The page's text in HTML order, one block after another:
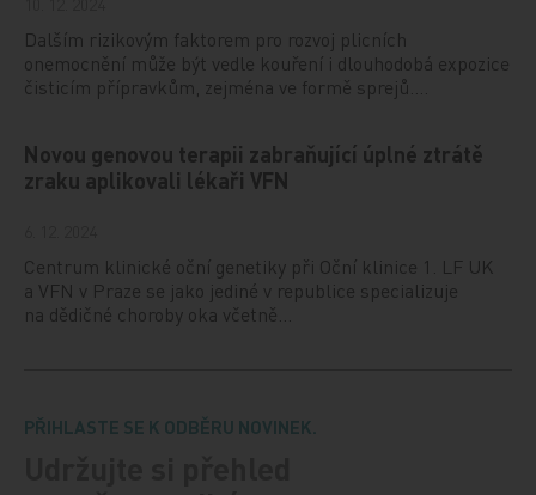
Dalším rizikovým faktorem pro rozvoj plicních
onemocnění může být vedle kouření i dlouhodobá expozice
čisticím přípravkům, zejména ve formě sprejů.…
Novou genovou terapii zabraňující úplné ztrátě
zraku aplikovali lékaři VFN
Centrum klinické oční genetiky při Oční klinice 1. LF UK
a VFN v Praze se jako jediné v republice specializuje
na dědičné choroby oka včetně…
PŘIHLASTE SE K ODBĚRU NOVINEK.